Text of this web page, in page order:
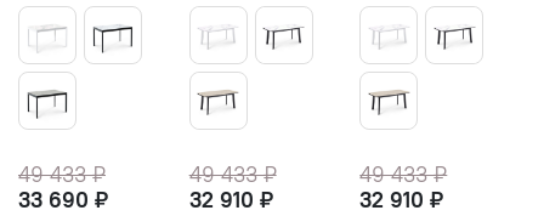
49 433 ₽
33 690 ₽
49 433 ₽
32 910 ₽
49 433 ₽
32 910 ₽